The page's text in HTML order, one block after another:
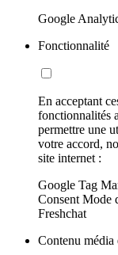
Google
Fonctionnalité
En acceptant
fonctionnalités
permettre une
votre accord,
site internet :
Google Tag
Consent Mode
Freshchat
Contenu média